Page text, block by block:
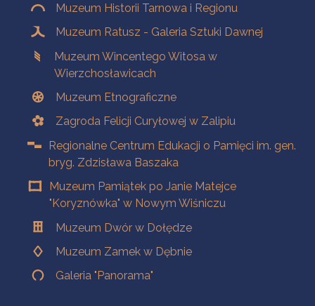
Muzeum Historii Tarnowa i Regionu
Muzeum Ratusz - Galeria Sztuki Dawnej
Muzeum Wincentego Witosa w
Wierzchosławicach
Muzeum Etnograficzne
Zagroda Felicji Curyłowej w Zalipiu
Regionalne Centrum Edukacji o Pamięci im. gen.
bryg. Zdzisława Baszaka
Muzeum Pamiątek po Janie Matejce
"Koryznówka" w Nowym Wiśniczu
Muzeum Dwór w Dołędze
Muzeum Zamek w Dębnie
Galeria "Panorama"